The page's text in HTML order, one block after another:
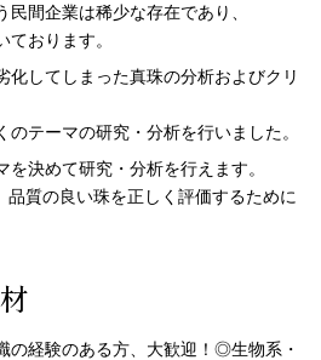
間企業は稀少な存在であり、
おります。
化してしまった真珠の分析およびクリ
テーマの研究・分析を行いました。
決めて研究・分析を行えます。
品質の良い珠を正しく評価するために
の経験のある方、大歓迎！◎生物系・